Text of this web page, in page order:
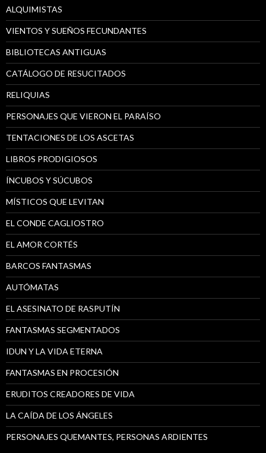
ALQUIMISTAS
VIENTOS Y SUEÑOS FECUNDANTES
BIBLIOTECAS ANTIGUAS
CATÁLOGO DE RESUCITADOS
RELIQUIAS
PERSONAJES QUE VIERON EL PARAÍSO
TENTACIONES DE LOS ASCETAS
LIBROS PRODIGIOSOS
ÍNCUBOS Y SÚCUBOS
MÍSTICOS QUE LEVITAN
EL CONDE CAGLIOSTRO
EL AMOR CORTÉS
BARCOS FANTASMAS
AUTÓMATAS
EL ASESINATO DE RASPUTÍN
FANTASMAS SEGMENTADOS
IDUN Y LA VIDA ETERNA
FANTASMAS EN PROCESIÓN
ERUDITOS CREADORES DE VIDA
LA CAÍDA DE LOS ÁNGELES
PERSONAJES QUEMANTES, PERSONAS ARDIENTES